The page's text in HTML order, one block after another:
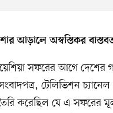
আড়ালে অস্বস্তিকর
সফরের আগে দেশের
টেলিভিশন
তৈরি করেছিল যে এ সফরের